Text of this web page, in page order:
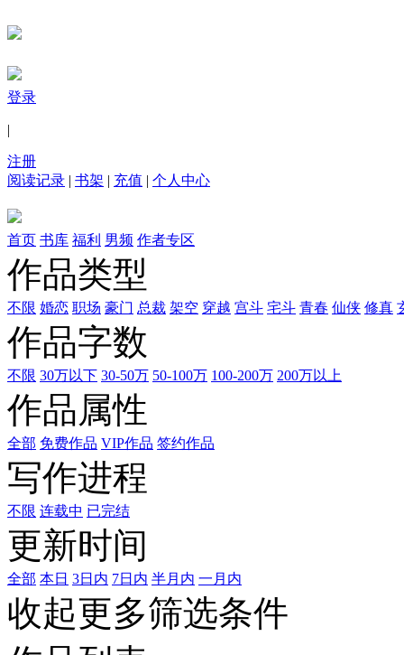
登录
|
注册
阅读记录 | 书架 | 充值 | 个人中心
首页 书库 福利 男频 作者专区
作品类型
不限 婚恋 职场 豪门 总裁 架空 穿越 宫斗 宅斗 青春 仙侠 修真
作品字数
不限 30万以下 30-50万 50-100万 100-200万 200万以上
作品属性
全部 免费作品 VIP作品 签约作品
写作进程
不限 连载中 已完结
更新时间
全部 本日 3日内 7日内 半月内 一月内
收起更多筛选条件